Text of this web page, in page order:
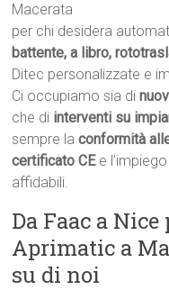
Macerata
per chi desidera
battente, a libro,
Ditec personalizzate e
Ci occupiamo sia di
che di interventi su
sempre laconformità
certificato CEe
affidabili.
Da Faac a
Aprimatic a
su di noi